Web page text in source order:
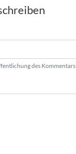
des Kommentars